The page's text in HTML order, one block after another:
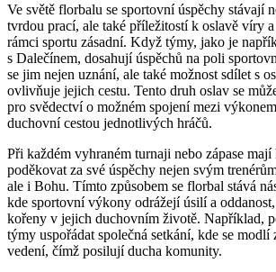
Ve světě florbalu se sportovní úspěchy stávají
tvrdou prací, ale také příležitostí k oslavě víry
rámci sportu zásadní. Když týmy, jako je
s Dalečínem, dosahují úspěchů na poli
se jim nejen uznání, ale také možnost sdílet s
ovlivňuje jejich cestu. Tento druh oslav se
pro svědectví o možném spojení mezi
duchovní cestou jednotlivých hráčů.
Při každém vyhraném turnaji nebo zápase mají
poděkovat za své úspěchy nejen svým
ale i Bohu. Tímto způsobem se florbal stává
kde sportovní výkony odrážejí úsilí a
kořeny v jejich duchovním životě. Například,
týmy uspořádat společná setkání, kde se modlí
vedení, čímž posilují ducha komunity.